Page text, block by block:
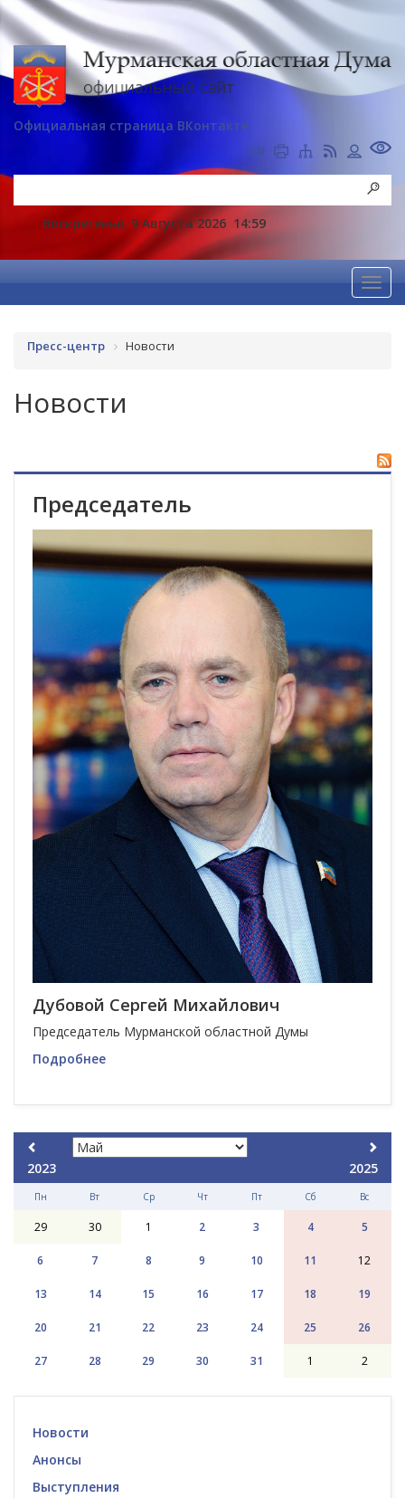
Официальная страница ВКонтакте
Воскресенье, 9 Августа 2026 14:59
Пресс-центр Новости
Новости
Председатель
Дубовой Сергей Михайлович
Председатель Мурманской областной Думы
Подробнее
2023 2025
Пн Вт Ср Чт Пт Сб Вс
29 30 1 2 3 4 5
6 7 8 9 10 11 12
13 14 15 16 17 18 19
20 21 22 23 24 25 26
27 28 29 30 31 1 2
Новости
Анонсы
Выступления